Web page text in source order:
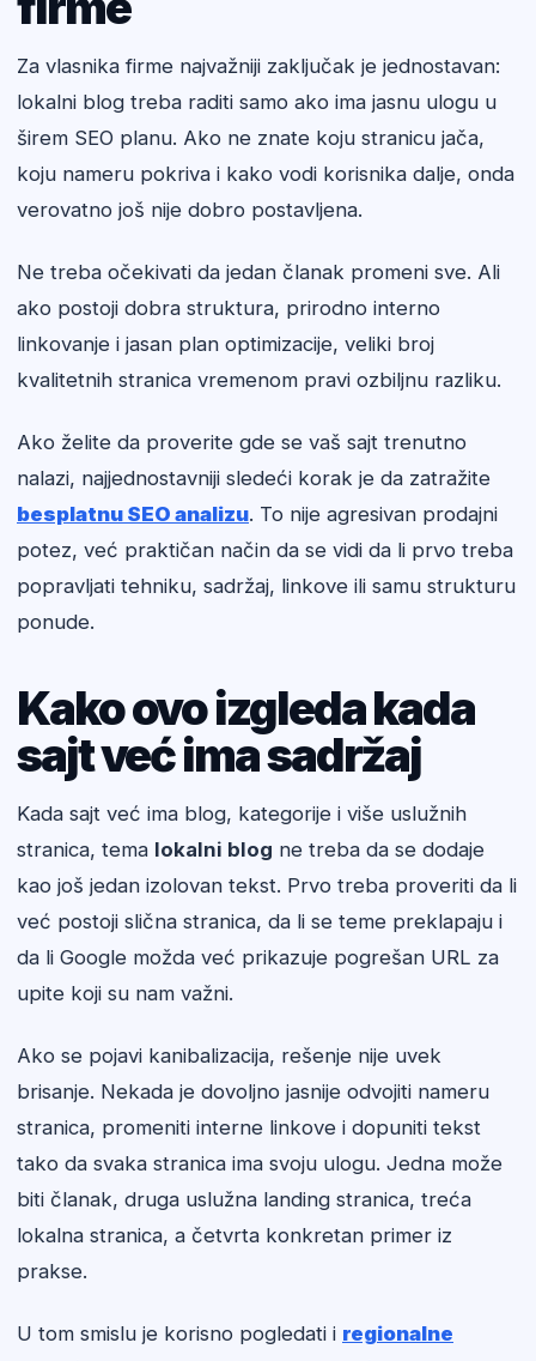
Za vlasnika firme najvažniji zaključak je jednostavan:
lokalni blog treba raditi samo ako ima jasnu ulogu u
širem SEO planu. Ako ne znate koju stranicu jača,
koju nameru pokriva i kako vodi korisnika dalje, onda
verovatno još nije dobro postavljena.
Ne treba očekivati da jedan članak promeni sve. Ali
ako postoji dobra struktura, prirodno interno
linkovanje i jasan plan optimizacije, veliki broj
kvalitetnih stranica vremenom pravi ozbiljnu razliku.
Ako želite da proverite gde se vaš sajt trenutno
nalazi, najjednostavniji sledeći korak je da zatražite
besplatnu SEO analizu. To nije agresivan prodajni
potez, već praktičan način da se vidi da li prvo treba
popravljati tehniku, sadržaj, linkove ili samu strukturu
ponude.
Kako ovo izgleda kada
sajt već ima sadržaj
Kada sajt već ima blog, kategorije i više uslužnih
stranica, tema lokalni blog ne treba da se dodaje
kao još jedan izolovan tekst. Prvo treba proveriti da li
već postoji slična stranica, da li se teme preklapaju i
da li Google možda već prikazuje pogrešan URL za
upite koji su nam važni.
Ako se pojavi kanibalizacija, rešenje nije uvek
brisanje. Nekada je dovoljno jasnije odvojiti nameru
stranica, promeniti interne linkove i dopuniti tekst
tako da svaka stranica ima svoju ulogu. Jedna može
biti članak, druga uslužna landing stranica, treća
lokalna stranica, a četvrta konkretan primer iz
prakse.
U tom smislu je korisno pogledati i regionalne